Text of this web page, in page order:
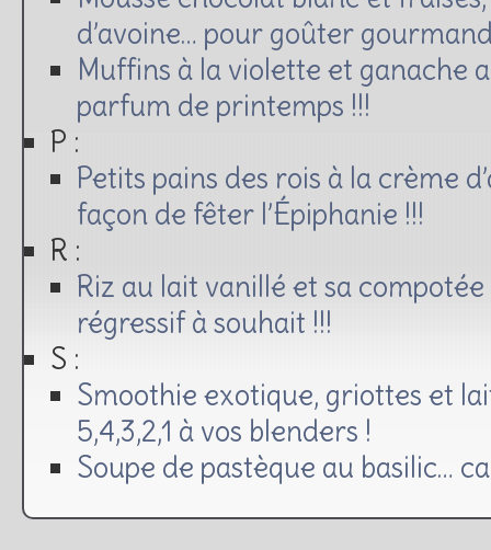
d’avoine… pour goûter
Muffins à la violette et ganache
parfum de printemps !!!
P :
Petits pains des rois à la crème
façon de fêter l’Épiphanie !!!
R :
Riz au lait vanillé et sa
régressif à souhait !!!
S :
Smoothie exotique, griottes et
5,4,3,2,1 à vos blenders !
Soupe de pastèque au basilic…